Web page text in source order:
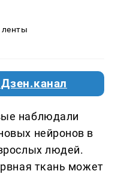
ленты
наблюдали
нейронов в
людей.
ткань может